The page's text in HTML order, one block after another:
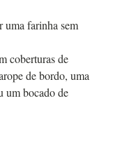
uma farinha sem
coberturas de
de bordo, uma
um bocado de